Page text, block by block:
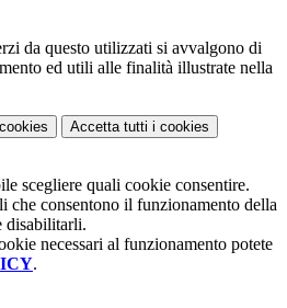
da questo utilizzati si avvalgono di
ed utili alle finalità illustrate nella
Accetta tutti i cookies
scegliere quali cookie consentire.
che consentono il funzionamento della
disabilitarli.
necessari al funzionamento potete
.